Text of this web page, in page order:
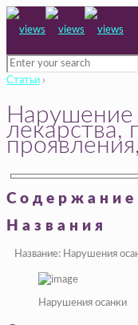
Статьи ›
Нарушение
лекарства,
Содержание
Названия
Название: Нарушения
Нарушения осанки